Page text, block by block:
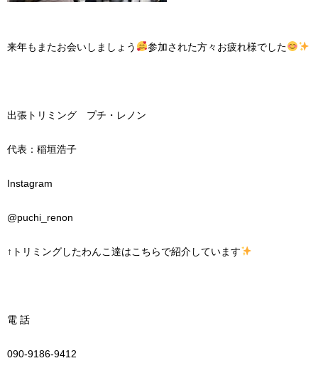
来年もまたお会いしましょう 参加された方々お疲れ様でした
出張トリミング プチ・レノン
代表：稲垣浩子
Instagram
@puchi_renon
↑ トリミングしたわんこ達はこちらで紹介しています
電 話
090-9186-9412